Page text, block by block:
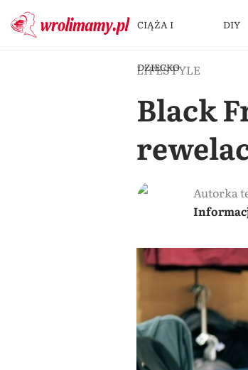
CIĄŻA I
DZIECKO
DIY
LIFESTYLE
Black
Autorka